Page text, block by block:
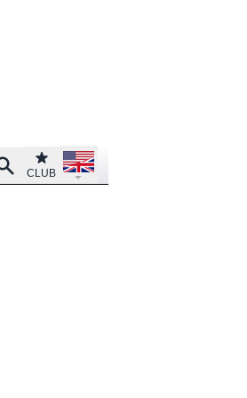
SearchClub
CLUB
Open language menu